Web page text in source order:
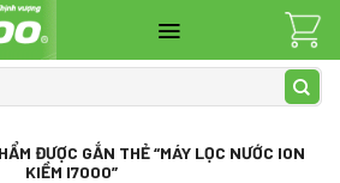
ĐƯỢC GẮN THẺ “MÁY LỌC NƯỚC ION
KIỀM I7000”